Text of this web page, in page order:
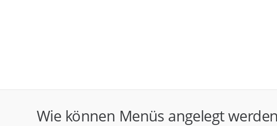
Wie können Menüs angelegt